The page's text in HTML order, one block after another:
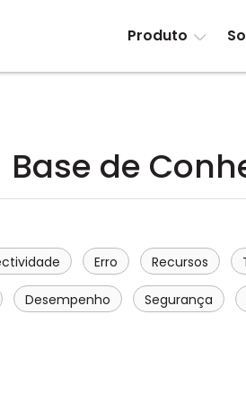
Produto
Base de
Erro Recursos
Desempenho Segurança